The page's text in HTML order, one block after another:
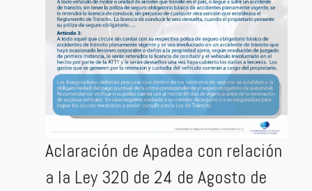
Aclaración de Apadea con relación
a la Ley 320 de 24 de Agosto de